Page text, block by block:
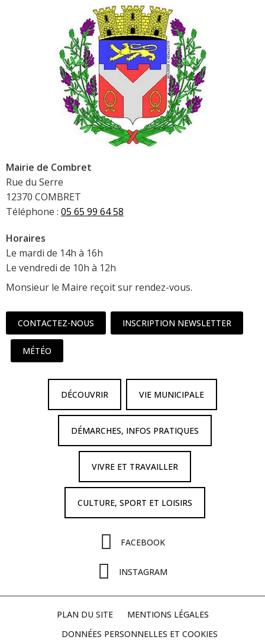
Mairie de Combret
Rue du Serre
12370 COMBRET
Téléphone : 05 65 99 64 58
Horaires
Le mardi de 14h à 16h
Le vendredi de 10h à 12h
Monsieur le Maire reçoit sur rendez-vous.
CONTACTEZ-NOUS INSCRIPTION NEWSLETTER
MÉTÉO
DÉCOUVRIR VIE MUNICIPALE
DÉMARCHES, INFOS PRATIQUES
VIVRE ET TRAVAILLER
CULTURE, SPORT ET LOISIRS
FACEBOOK
INSTAGRAM
PLAN DU SITE
MENTIONS LÉGALES
DONNÉES PERSONNELLES ET COOKIES